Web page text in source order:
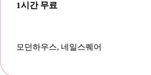
1시간 무료
모던하우스, 네일스퀘어